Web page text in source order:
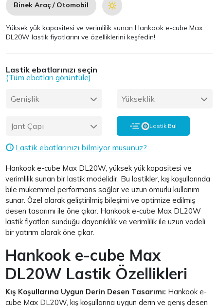
Binek Araç / Otomobil
Yüksek yük kapasitesi ve verimlilik sunan Hankook e-cube Max
DL20W lastik fiyatlarını ve özelliklerini keşfedin!
Lastik ebatlarınızı seçin
(Tüm ebatları görüntüle)
Genişlik Yükseklik
Jant Çapı Lastik Bul
i Lastik ebatlarınızı bilmiyor musunuz?
Hankook e-cube Max DL20W, yüksek yük kapasitesi ve
verimlilik sunan bir lastik modelidir. Bu lastikler, kış koşullarında
bile mükemmel performans sağlar ve uzun ömürlü kullanım
sunar. Özel olarak geliştirilmiş bileşimi ve optimize edilmiş
desen tasarımı ile öne çıkar. Hankook e-cube Max DL20W
lastik fiyatları sunduğu dayanıklılık ve verimlilik ile uzun vadeli
bir yatırım olarak öne çıkar.
Hankook e-cube Max
DL20W Lastik Özellikleri
Kış Koşullarına Uygun Derin Desen Tasarımı: Hankook e-
cube Max DL20W, kış koşullarına uygun derin ve geniş desen